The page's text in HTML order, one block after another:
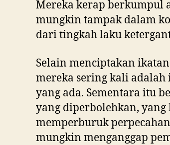
Mereka kerap berkumpul
mungkin tampak dalam
dari tingkah laku
Selain menciptakan
mereka sering kali
yang ada. Sementara itu
yang diperbolehkan,
memperburuk
mungkin menganggap